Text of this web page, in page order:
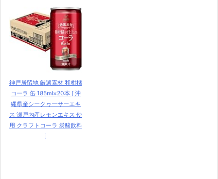
神戸居留地 厳選素材 和柑橘
コーラ 缶 185ml×20本 [ 沖
縄県産シークヮーサーエキ
ス 瀬戸内産レモンエキス 使
用 クラフトコーラ 炭酸飲料
]